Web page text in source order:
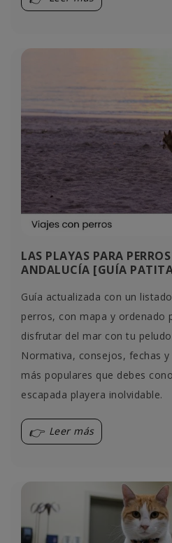
LAS PLAYAS PARA
ANDALUCÍA [GUÍA
Guía actualizada con un
perros, con mapa y ordenado
disfrutar del mar con tu
Normativa, consejos, fechas
más populares que debes
escapada playera inolvidable.
Leer más